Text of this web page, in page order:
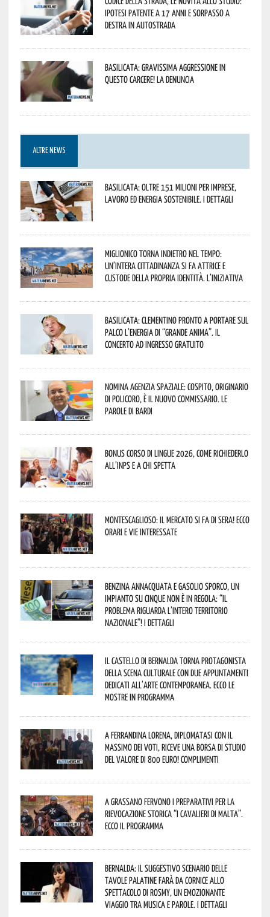
ipotesi patente a 17 anni e sorpasso a
destra in autostrada
Basilicata: gravissima aggressione in
questo Carcere! La denuncia
ALTRE NEWS
Basilicata: oltre 151 milioni per imprese,
lavoro ed energia sostenibile. I dettagli
Miglionico torna indietro nel tempo:
un’intera cittadinanza si fa attrice e
custode della propria identità. L’iniziativa
Basilicata: Clementino pronto a portare sul
palco l’energia di “Grande Anima”. Il
concerto ad ingresso gratuito
Nomina Agenzia Spaziale: Cospito, originario
di Policoro, è il nuovo commissario. Le
parole di Bardi
Bonus corso di lingue 2026, come richiederlo
all’INPS e a chi spetta
Montescaglioso: il mercato si fa di sera! Ecco
orari e vie interessate
Benzina annacquata e gasolio sporco, un
impianto su cinque non è in regola: “il
problema riguarda l’intero territorio
Nazionale”! I dettagli
Il Castello di Bernalda torna protagonista
della scena culturale con due appuntamenti
dedicati all’arte contemporanea. Ecco le
mostre in programma
A Ferrandina Lorena, diplomatasi con il
massimo dei voti, riceve una borsa di studio
del valore di 800 euro! Complimenti
A Grassano fervono i preparativi per la
Rievocazione Storica “I CAVALIERI DI MALTA”.
Ecco il programma
Bernalda: il suggestivo scenario delle
Tavole Palatine farà da cornice allo
spettacolo di Rosmy, un emozionante
viaggio tra musica e parole. I dettagli